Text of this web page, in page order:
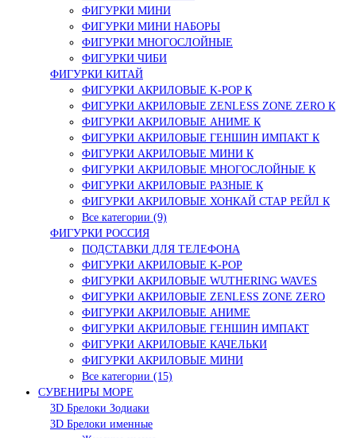
ФИГУРКИ МИНИ
ФИГУРКИ МИНИ НАБОРЫ
ФИГУРКИ МНОГОСЛОЙНЫЕ
ФИГУРКИ ЧИБИ
ФИГУРКИ КИТАЙ
ФИГУРКИ АКРИЛОВЫЕ K-POP К
ФИГУРКИ АКРИЛОВЫЕ ZENLESS ZONE ZERO К
ФИГУРКИ АКРИЛОВЫЕ АНИМЕ К
ФИГУРКИ АКРИЛОВЫЕ ГЕНШИН ИМПАКТ К
ФИГУРКИ АКРИЛОВЫЕ МИНИ К
ФИГУРКИ АКРИЛОВЫЕ МНОГОСЛОЙНЫЕ К
ФИГУРКИ АКРИЛОВЫЕ РАЗНЫЕ К
ФИГУРКИ АКРИЛОВЫЕ ХОНКАЙ СТАР РЕЙЛ К
Все категории (9)
ФИГУРКИ РОССИЯ
ПОДСТАВКИ ДЛЯ ТЕЛЕФОНА
ФИГУРКИ АКРИЛОВЫЕ K-POP
ФИГУРКИ АКРИЛОВЫЕ WUTHERING WAVES
ФИГУРКИ АКРИЛОВЫЕ ZENLESS ZONE ZERO
ФИГУРКИ АКРИЛОВЫЕ АНИМЕ
ФИГУРКИ АКРИЛОВЫЕ ГЕНШИН ИМПАКТ
ФИГУРКИ АКРИЛОВЫЕ КАЧЕЛЬКИ
ФИГУРКИ АКРИЛОВЫЕ МИНИ
Все категории (15)
СУВЕНИРЫ МОРЕ
3D Брелоки Зодиаки
3D Брелоки именные